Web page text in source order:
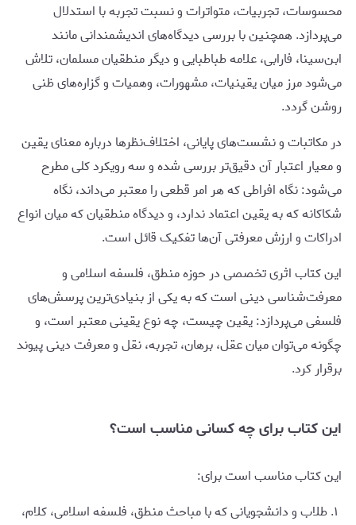
محسوسات، تجربیات، متواترات و نسبت تجربه با استدلال
می‌پردازد. همچنین با بررسی دیدگاه‌های اندیشمندانی مانند
ابن‌سینا، فارابی، علامه طباطبایی و دیگر منطقیان مسلمان، تلاش
می‌شود مرز میان یقینیات، مشهورات، وهمیات و گزاره‌های ظنی
روشن گردد.
در مکاتبات و نشست‌های پایانی، اختلاف‌نظرها درباره معنای یقین
و معیار اعتبار آن دقیق‌تر بررسی شده و سه رویکرد کلی مطرح
می‌شود: نگاه افراطی که هر امر قطعی را معتبر می‌داند، نگاه
شکاکانه که به یقین اعتماد ندارد، و دیدگاه منطقیان که میان انواع
ادراکات و ارزش معرفتی آن‌ها تفکیک قائل است.
این کتاب اثری تخصصی در حوزه منطق، فلسفه اسلامی و
معرفت‌شناسی دینی است که به یکی از بنیادی‌ترین پرسش‌های
فلسفی می‌پردازد: یقین چیست، چه نوع یقینی معتبر است، و
چگونه می‌توان میان عقل، برهان، تجربه، نقل و معرفت دینی پیوند
برقرار کرد.
این کتاب برای چه کسانی مناسب است؟
این کتاب مناسب است برای:
طلاب و دانشجویانی که با مباحث منطق، فلسفه اسلامی، کلام،